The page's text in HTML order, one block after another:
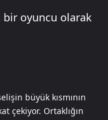
bir oyuncu olarak
büyük kısmının
çekiyor. Ortaklığın